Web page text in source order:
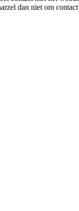
dan niet om